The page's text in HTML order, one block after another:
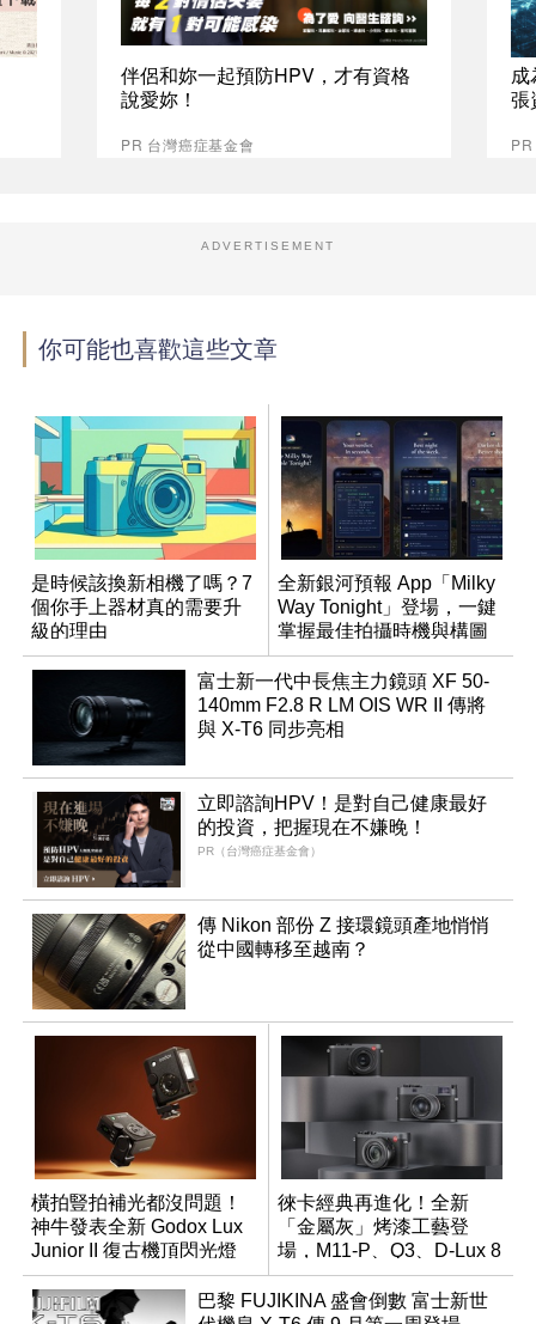
伴侶和妳一起預防HPV，才有資格
說愛妳！
PR 台灣癌症基金會
張
ADVERTISEMENT
你可能也喜歡這些文章
是時候該換新相機了嗎？7
個你手上器材真的需要升
級的理由
全新銀河預報 App「Milky
Way Tonight」登場，一鍵
掌握最佳拍攝時機與構圖
富士新一代中長焦主力鏡頭 XF 50-
140mm F2.8 R LM OIS WR II 傳將
與 X-T6 同步亮相
立即諮詢HPV！是對自己健康最好
的投資，把握現在不嫌晚！
PR（台灣癌症基金會）
傳 Nikon 部份 Z 接環鏡頭產地悄悄
從中國轉移至越南？
橫拍豎拍補光都沒問題！
神牛發表全新 Godox Lux
Junior II 復古機頂閃光燈
徠卡經典再進化！全新
「金屬灰」烤漆工藝登
場，M11-P、Q3、D-Lux 8
領銜換裝
巴黎 FUJIKINA 盛會倒數 富士新世